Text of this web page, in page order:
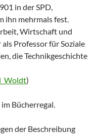
in der SPD,
ihn mehrmals fest.
Wirtschaft und
Professor für Soziale
die Technikgeschichte
)
Bücherregal.
der Beschreibung